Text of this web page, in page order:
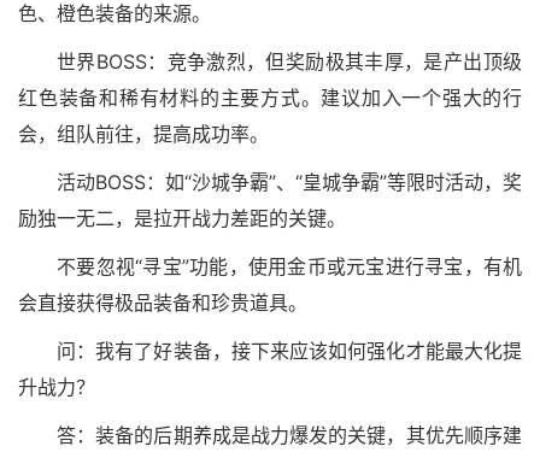
色、橙色装备的来源。
世界BOSS：竞争激烈，但奖励极其丰厚，是产出顶级
红色装备和稀有材料的主要方式。建议加入一个强大的行
会，组队前往，提高成功率。
活动BOSS：如“沙城争霸”、“皇城争霸”等限时活动，奖
励独一无二，是拉开战力差距的关键。
不要忽视“寻宝”功能，使用金币或元宝进行寻宝，有机
会直接获得极品装备和珍贵道具。
问：我有了好装备，接下来应该如何强化才能最大化提
升战力？
答：装备的后期养成是战力爆发的关键，其优先顺序建